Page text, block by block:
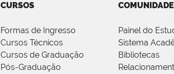
CURSOS
Formas de Ingresso
Cursos Técnicos
Cursos de Graduação
Pós-Graduação
COMUNIDADE
Painel do
Sistema
Bibliotecas